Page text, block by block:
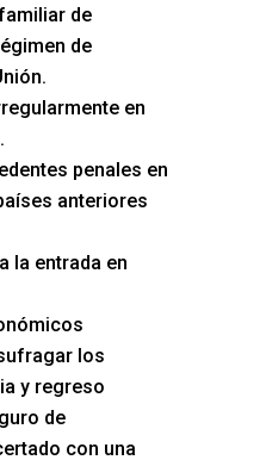
de
de
en
penales en
anteriores
la entrada en
los
y regreso
de
con una